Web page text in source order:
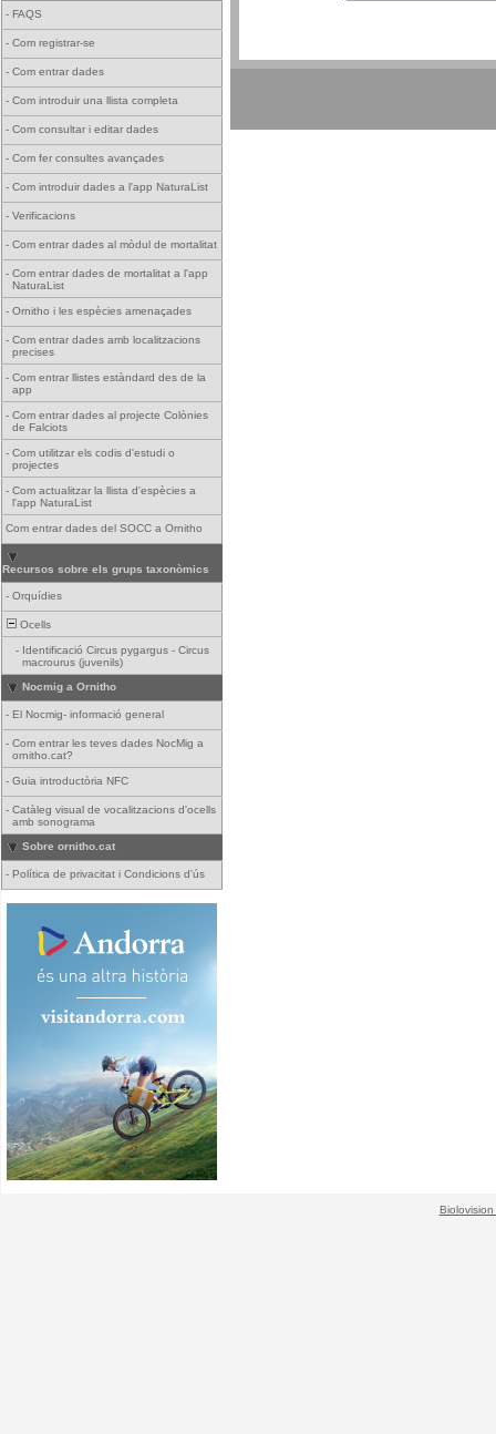
- FAQS
- Com registrar-se
- Com entrar dades
- Com introduir una llista completa
- Com consultar i editar dades
- Com fer consultes avançades
- Com introduir dades a l'app NaturaList
- Verificacions
- Com entrar dades al mòdul de mortalitat
- Com entrar dades de mortalitat a l'app
NaturaList
- Ornitho i les espècies amenaçades
- Com entrar dades amb localitzacions
precises
- Com entrar llistes estàndard des de la
app
- Com entrar dades al projecte Colònies
de Falciots
- Com utilitzar els codis d'estudi o
projectes
- Com actualitzar la llista d'espècies a
l'app NaturaList
Com entrar dades del SOCC a Ornitho
Recursos sobre els grups taxonòmics
- Orquídies
Ocells
- Identificació Circus pygargus - Circus
macrourus (juvenils)
Nocmig a Ornitho
- El Nocmig- informació general
- Com entrar les teves dades NocMig a
ornitho.cat?
- Guia introductòria NFC
- Catàleg visual de vocalitzacions d'ocells
amb sonograma
Sobre ornitho.cat
- Política de privacitat i Condicions d'ús
Biolovision